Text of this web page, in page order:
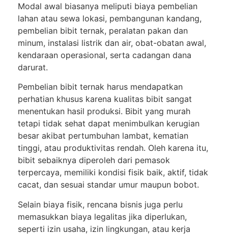
Modal awal biasanya meliputi biaya pembelian
lahan atau sewa lokasi, pembangunan kandang,
pembelian bibit ternak, peralatan pakan dan
minum, instalasi listrik dan air, obat-obatan awal,
kendaraan operasional, serta cadangan dana
darurat.
Pembelian bibit ternak harus mendapatkan
perhatian khusus karena kualitas bibit sangat
menentukan hasil produksi. Bibit yang murah
tetapi tidak sehat dapat menimbulkan kerugian
besar akibat pertumbuhan lambat, kematian
tinggi, atau produktivitas rendah. Oleh karena itu,
bibit sebaiknya diperoleh dari pemasok
terpercaya, memiliki kondisi fisik baik, aktif, tidak
cacat, dan sesuai standar umur maupun bobot.
Selain biaya fisik, rencana bisnis juga perlu
memasukkan biaya legalitas jika diperlukan,
seperti izin usaha, izin lingkungan, atau kerja